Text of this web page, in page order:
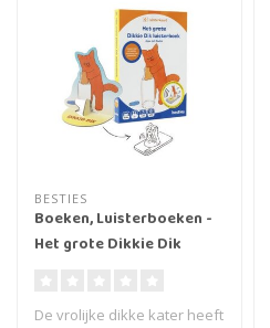
BESTIES
Boeken, Luisterboeken -
Het grote Dikkie Dik
De vrolijke dikke kater heeft